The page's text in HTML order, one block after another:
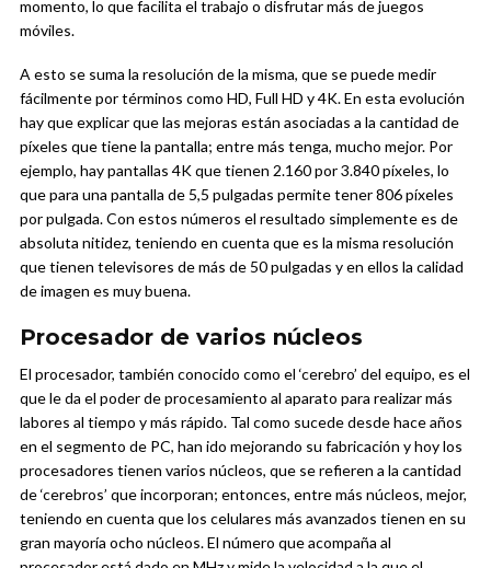
momento, lo que facilita el trabajo o disfrutar más de juegos
móviles.
A esto se suma la resolución de la misma, que se puede medir
fácilmente por términos como HD, Full HD y 4K. En esta evolución
hay que explicar que las mejoras están asociadas a la cantidad de
píxeles que tiene la pantalla; entre más tenga, mucho mejor. Por
ejemplo, hay pantallas 4K que tienen 2.160 por 3.840 píxeles, lo
que para una pantalla de 5,5 pulgadas permite tener 806 píxeles
por pulgada. Con estos números el resultado simplemente es de
absoluta nitidez, teniendo en cuenta que es la misma resolución
que tienen televisores de más de 50 pulgadas y en ellos la calidad
de imagen es muy buena.
Procesador de varios núcleos
El procesador, también conocido como el ‘cerebro’ del equipo, es el
que le da el poder de procesamiento al aparato para realizar más
labores al tiempo y más rápido. Tal como sucede desde hace años
en el segmento de PC, han ido mejorando su fabricación y hoy los
procesadores tienen varios núcleos, que se refieren a la cantidad
de ‘cerebros’ que incorporan; entonces, entre más núcleos, mejor,
teniendo en cuenta que los celulares más avanzados tienen en su
gran mayoría ocho núcleos. El número que acompaña al